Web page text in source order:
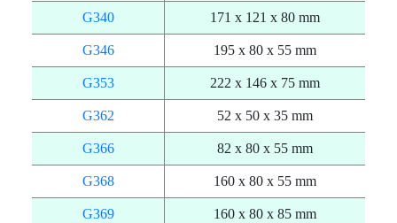
G340 171 x 121 x 80 mm
G346 195 x 80 x 55 mm
G353 222 x 146 x 75 mm
G362 52 x 50 x 35 mm
G366 82 x 80 x 55 mm
G368 160 x 80 x 55 mm
G369 160 x 80 x 85 mm